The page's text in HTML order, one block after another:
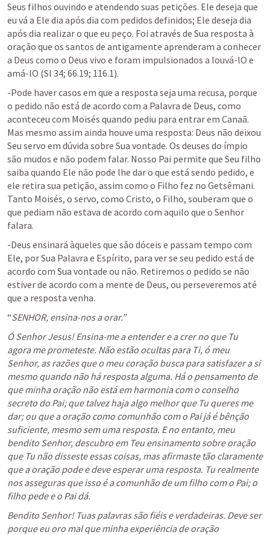
Seus filhos ouvindo e atendendo suas petições. Ele deseja que
eu vá a Ele dia após dia com pedidos definidos; Ele deseja dia
após dia realizar o que eu peço. Foi através de Sua resposta à
oração que os santos de antigamente aprenderam a conhecer
a Deus como o Deus vivo e foram impulsionados a louvá-lO e
amá-lO (Sl 34; 66.19; 116.1).
-Pode haver casos em que a resposta seja uma recusa, porque
o pedido não está de acordo com a Palavra de Deus, como
aconteceu com Moisés quando pediu para entrar em Canaã.
Mas mesmo assim ainda houve uma resposta: Deus não deixou
Seu servo em dúvida sobre Sua vontade. Os deuses do ímpio
são mudos e não podem falar. Nosso Pai permite que Seu filho
saiba quando Ele não pode lhe dar o que está sendo pedido, e
ele retira sua petição, assim como o Filho fez no Getsêmani.
Tanto Moisés, o servo, como Cristo, o Filho, souberam que o
que pediam não estava de acordo com aquilo que o Senhor
falara.
-Deus ensinará àqueles que são dóceis e passam tempo com
Ele, por Sua Palavra e Espírito, para ver se seu pedido está de
acordo com Sua vontade ou não. Retiremos o pedido se não
estiver de acordo com a mente de Deus, ou perseveremos até
que a resposta venha.
“SENHOR, ensina-nos a orar.”
Ó Senhor Jesus! Ensina-me a entender e a crer no que Tu
agora me prometeste. Não estão ocultas para Ti, ó meu
Senhor, as razões que o meu coração busca para satisfazer a si
mesmo quando não há resposta alguma. Há o pensamento de
que minha oração não está em harmonia com o conselho
secreto do Pai; que talvez haja algo melhor que Tu queres me
dar; ou que a oração como comunhão com o Pai já é bênção
suficiente, mesmo sem uma resposta. E no entanto, meu
bendito Senhor, descubro em Teu ensinamento sobre oração
que Tu não disseste essas coisas, mas afirmaste tão claramente
que a oração pode e deve esperar uma resposta. Tu realmente
nos asseguras que isso é a comunhão de um filho com o Pai; o
filho pede e o Pai dá.
Bendito Senhor! Tuas palavras são fiéis e verdadeiras. Deve ser
porque eu oro mal que minha experiência de oração